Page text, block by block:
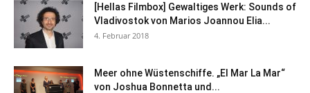
[Hellas Filmbox] Gewaltiges Werk: Sounds of
Vladivostok von Marios Joannou Elia...
4. Februar 2018
Meer ohne Wüstenschiffe. „El Mar La Mar“
von Joshua Bonnetta und...